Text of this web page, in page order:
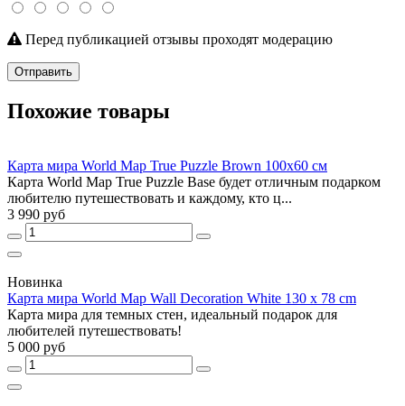
Перед публикацией отзывы проходят модерацию
Отправить
Похожие товары
Карта мира World Map True Puzzle Brown 100х60 см
Карта World Map True Puzzle Base будет отличным подарком
любителю путешествовать и каждому, кто ц...
3 990 руб
Новинка
Карта мира World Map Wall Decoration White 130 х 78 cm
Карта мира для темных стен, идеальный подарок для
любителей путешествовать!
5 000 руб